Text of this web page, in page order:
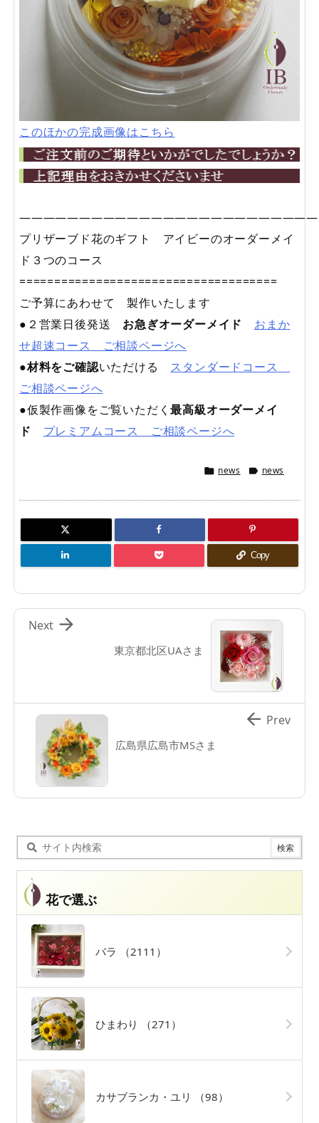
このほかの完成画像はこちら
—————————————————————————
プリザーブド花のギフト アイビーのオーダーメイ
ド３つのコース
=====================================
ご予算にあわせて 製作いたします
●２営業日後発送 お急ぎオーダーメイド
おまか
せ超速コース ご相談ページへ
●材料をご確認いただける スタンダードコース
ご相談ページへ
●仮製作画像をご覧いただく最高級オーダーメイ
ド
プレミアムコース ご相談ページへ
 news  news
Copy
東京都北区UAさま

Next
広島県広島市MSさま
 Prev
花で選ぶ
バラ （2111）
ひまわり （271）
カサブランカ・ユリ （98）